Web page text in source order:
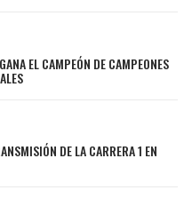
EL CAMPEÓN DE CAMPEONES
DE LA CARRERA 1 EN